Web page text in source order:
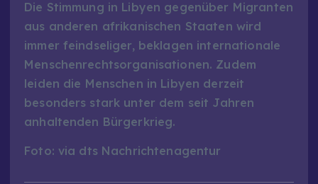
Die Stimmung in Libyen gegenüber Migranten
aus anderen afrikanischen Staaten wird
immer feindseliger, beklagen internationale
Menschenrechtsorganisationen. Zudem
leiden die Menschen in Libyen derzeit
besonders stark unter dem seit Jahren
anhaltenden Bürgerkrieg.
Foto: via dts Nachrichtenagentur